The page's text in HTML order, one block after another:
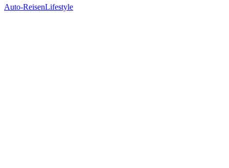
Auto-ReisenLifestyle